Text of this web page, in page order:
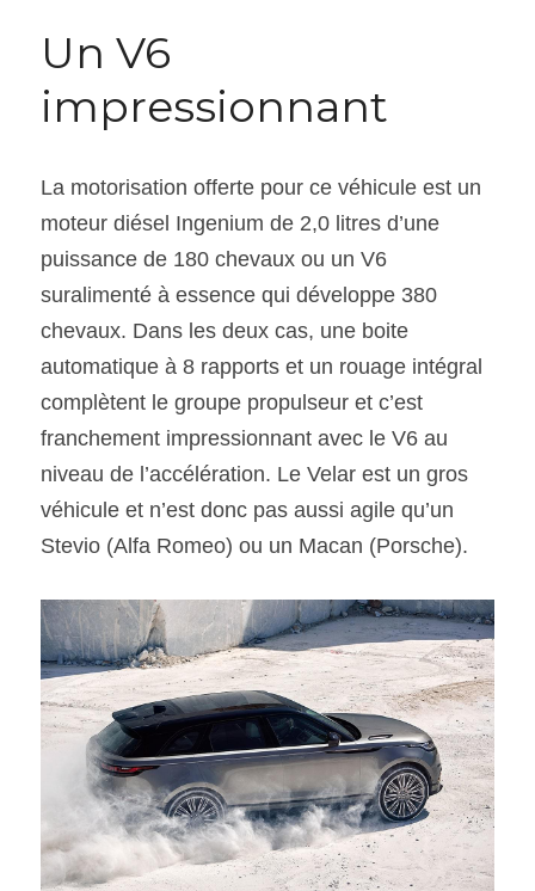
Un V6
impressionnant
La motorisation offerte pour ce véhicule est un
moteur diésel Ingenium de 2,0 litres d’une
puissance de 180 chevaux ou un V6
suralimenté à essence qui développe 380
chevaux. Dans les deux cas, une boite
automatique à 8 rapports et un rouage intégral
complètent le groupe propulseur et c’est
franchement impressionnant avec le V6 au
niveau de l’accélération. Le Velar est un gros
véhicule et n’est donc pas aussi agile qu’un
Stevio (Alfa Romeo) ou un Macan (Porsche).